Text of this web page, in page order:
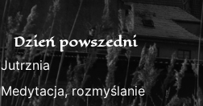
Dzień powszedni
Jutrznia
Medytacja, rozmyślanie